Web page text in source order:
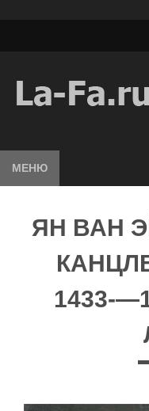
МЕНЮ
ЯН ВАН
1433-